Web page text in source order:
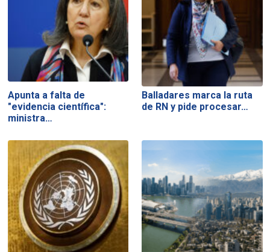
Apunta a falta de
"evidencia científica":
ministra…
Balladares marca la ruta
de RN y pide procesar…